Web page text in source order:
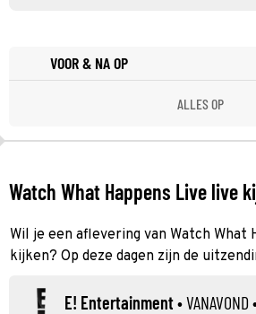
VOOR & NA OP
ALLES OP
Watch What Happens Live live
Wil je een aflevering van Watch What
kijken? Op deze dagen zijn de
E! Entertainment•VANAVOND